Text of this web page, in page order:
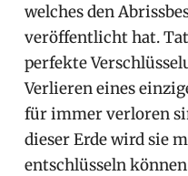
welches den
veröffentlicht hat.
perfekte
Verlieren eines
für immer verloren
dieser Erde wird sie
entschlüsseln